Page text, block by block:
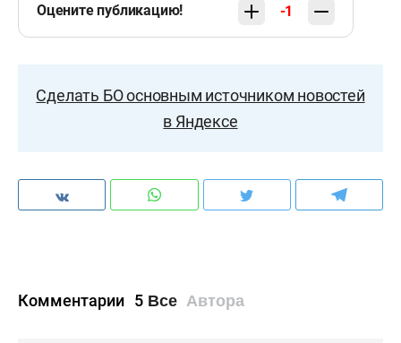
Оцените публикацию! -1
Сделать БО основным источником новостей
в Яндексе
Комментарии 5 Все Автора